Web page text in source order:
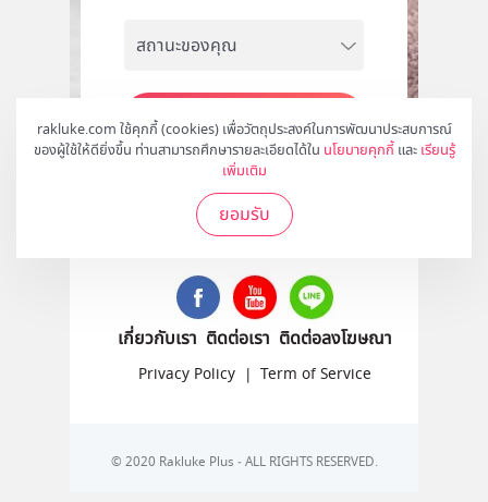
rakluke.com ใช้คุกกี้ (cookies) เพื่อวัตถุประสงค์ในการพัฒนาประสบการณ์
ของผู้ใช้ให้ดียิ่งขึ้น ท่านสามารถศึกษารายละเอียดได้ใน นโยบายคุกกี้ และ เรียนรู้
เพิ่มเติม
ยอมรับ
สมัคร
ติดตามเราได้ที่
เกี่ยวกับเรา ติดต่อเรา ติดต่อลงโฆษณา
Privacy Policy | Term of Service
© 2020 Rakluke Plus - ALL RIGHTS RESERVED.